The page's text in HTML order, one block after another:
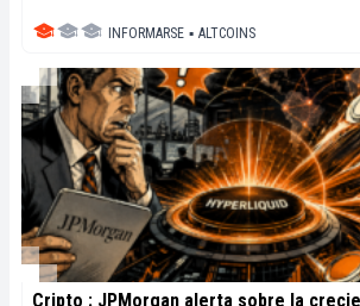
INFORMARSE ▪ ALTCOINS
Cripto : JPMorgan alerta sobre la